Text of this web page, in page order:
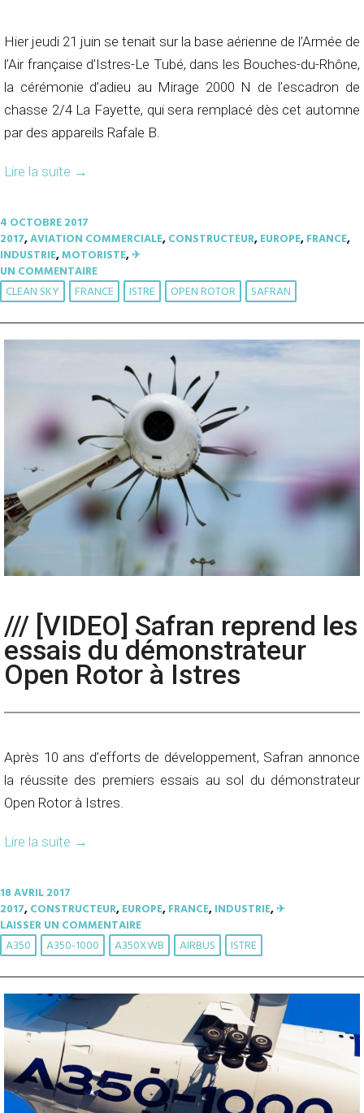
Hier jeudi 21 juin se tenait sur la base aérienne de l’Armée de
l’Air française d’Istres-Le Tubé, dans les Bouches-du-Rhône,
la cérémonie d’adieu au Mirage 2000 N de l’escadron de
chasse 2/4 La Fayette, qui sera remplacé dès cet automne
par des appareils Rafale B.
Lire la suite →
4 OCTOBRE 2017
2017,AVIATION COMMERCIALE,CONSTRUCTEUR,EUROPE,FRANCE,
INDUSTRIE,MOTORISTE,✈︎
UN COMMENTAIRE
CLEAN SKY FRANCE ISTRE OPEN ROTOR SAFRAN
/// [VIDEO] Safran reprend les
essais du démonstrateur
Open Rotor à Istres
Après 10 ans d’efforts de développement, Safran annonce
la réussite des premiers essais au sol du démonstrateur
Open Rotor à Istres.
Lire la suite →
18 AVRIL 2017
2017,CONSTRUCTEUR,EUROPE,FRANCE,INDUSTRIE,✈︎
LAISSER UN COMMENTAIRE
A350 A350-1000 A350XWB AIRBUS ISTRE